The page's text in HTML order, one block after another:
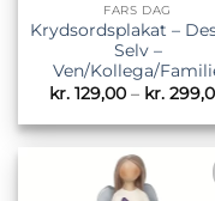
FARS DAG
Krydsordsplakat –
Selv –
Ven/Kollega/
kr. 129,00 – kr.